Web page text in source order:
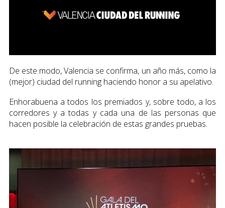
De este modo, Valencia se confirma, un año más, como la
(mejor) ciudad del running haciendo honor a su apelativo.
Enhorabuena a todos los premiados y, sobre todo, a los
corredores y a todas y cada una de las personas que
hacen posible la celebración de estas grandes pruebas.